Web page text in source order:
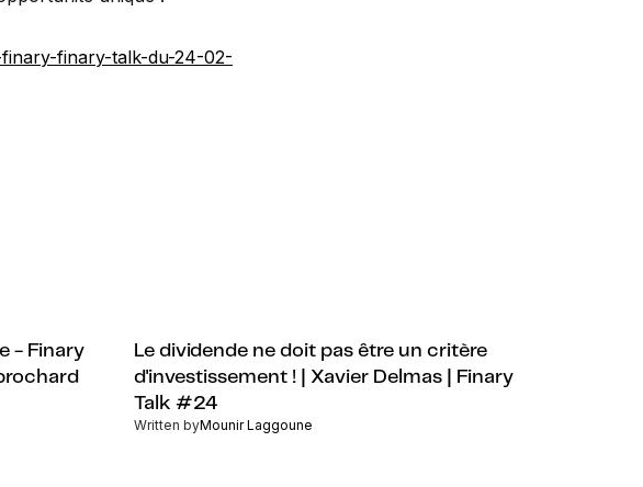
finary-talk-du-24-02-
- Finary
Le dividende ne doit pas être un critère
d'investissement ! | Xavier Delmas | Finary
Talk #24
Written byMounir Laggoune